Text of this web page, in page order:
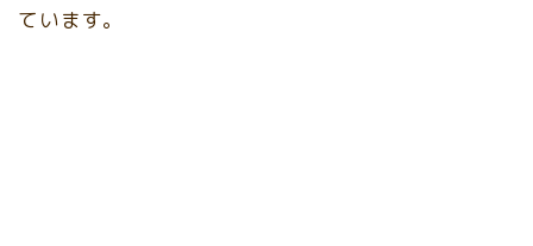
ています。